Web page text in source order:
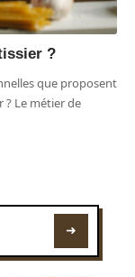
?
que proposent
? Le métier de